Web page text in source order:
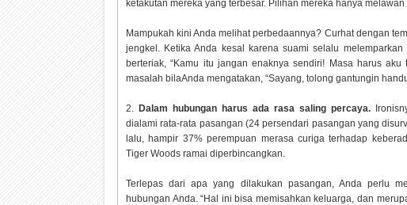
ketakutan mereka yang terbesar. Pilihan mereka hanya
Mampukah kini Anda melihat perbedaannya? Curhat dengan
jengkel. Ketika Anda kesal karena suami selalu
berteriak, “Kamu itu jangan enaknya sendiri! Masa harus
masalah bilaAnda mengatakan, “Sayang, tolong gantungin
2. Dalam hubungan harus ada rasa saling percaya.
dialami rata-rata pasangan (24 persendari pasangan yang
lalu, hampir 37% perempuan merasa curiga terhadap
Tiger Woods ramai diperbincangkan.
Terlepas dari apa yang dilakukan pasangan, Anda perlu
hubungan Anda. “Hal ini bisa memisahkan keluarga, dan